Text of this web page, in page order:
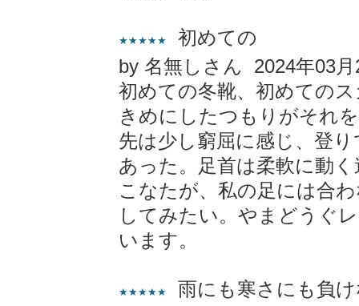
★★★★★
初めての
by 名無しさん 2024年03月
初めての冬靴、初めての
きめにしたつもりがそれ
先は少し窮屈に感じ、登
あった。足首は柔軟に動
こなたが、私の足には合
してみたい。やまどうぐ
います。
★★★★★
雨にも寒さにも負